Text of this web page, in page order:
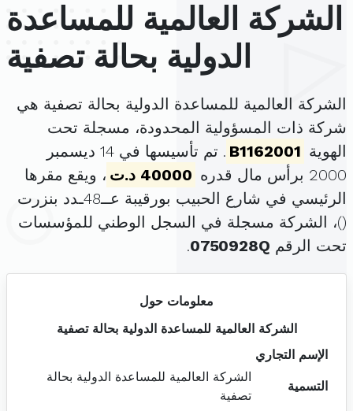
الشركة العالمية للمساعدة
الدولية بحالة تصفية
الشركة العالمية للمساعدة الدولية بحالة تصفية هي
شركة ذات المسؤولية المحدودة، مسجلة تحت
الهوية B1162001
. تم تأسيسها في 14 ديسمبر
2000 برأس مال قدره
40000 د.ت
، ويقع مقرها
الرئيسي في شارع الحبيب بورقيبة عــ48ـدد بنزرت
()، الشركة مسجلة في السجل الوطني للمؤسسات
تحت الرقم 0750928Q
.
معلومات حول
الشركة العالمية للمساعدة الدولية بحالة تصفية
الإسم التجاري
التسمية
الشركة العالمية للمساعدة الدولية بحالة
تصفية